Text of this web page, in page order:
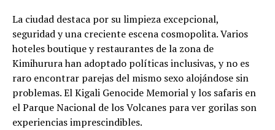
La ciudad destaca por su limpieza excepcional,
seguridad y una creciente escena cosmopolita. Varios
hoteles boutique y restaurantes de la zona de
Kimihurura han adoptado políticas inclusivas, y no es
raro encontrar parejas del mismo sexo alojándose sin
problemas. El Kigali Genocide Memorial y los safaris en
el Parque Nacional de los Volcanes para ver gorilas son
experiencias imprescindibles.